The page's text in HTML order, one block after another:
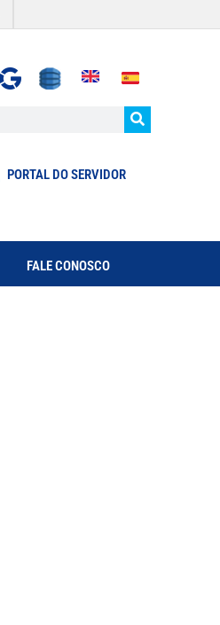
PORTAL DO SERVIDOR
FALE CONOSCO